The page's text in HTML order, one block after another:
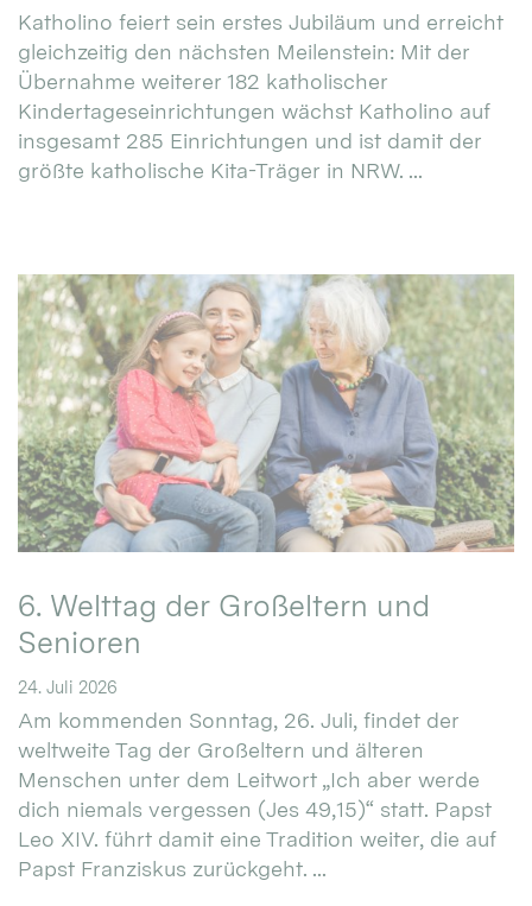
Katholino feiert sein erstes Jubiläum und erreicht
gleichzeitig den nächsten Meilenstein: Mit der
Übernahme weiterer 182 katholischer
Kindertageseinrichtungen wächst Katholino auf
insgesamt 285 Einrichtungen und ist damit der
größte katholische Kita-Träger in NRW. ...
6. Welttag der Großeltern und
Senioren
24. Juli 2026
Am kommenden Sonntag, 26. Juli, findet der
weltweite Tag der Großeltern und älteren
Menschen unter dem Leitwort „Ich aber werde
dich niemals vergessen (Jes 49,15)“ statt. Papst
Leo XIV. führt damit eine Tradition weiter, die auf
Papst Franziskus zurückgeht. ...